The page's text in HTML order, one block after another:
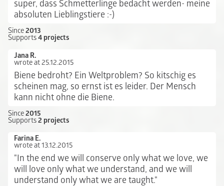
super, dass Schmetterlinge bedacht werden- meine
absoluten Lieblingstiere :-)
Since2013
Supports4 projects
Jana R.
wrote at 25.12.2015
Biene bedroht? Ein Weltproblem? So kitschig es
scheinen mag, so ernst ist es leider. Der Mensch
kann nicht ohne die Biene.
Since2015
Supports2 projects
Farina E.
wrote at 13.12.2015
"In the end we will conserve only what we love, we
will love only what we understand, and we will
understand only what we are taught."